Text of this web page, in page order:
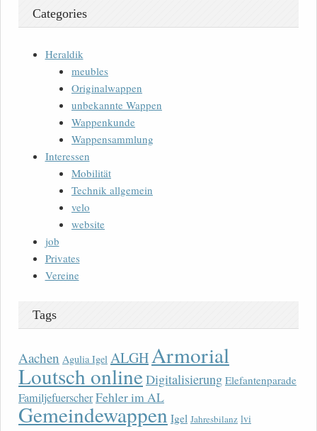
Categories
Heraldik
meubles
Originalwappen
unbekannte Wappen
Wappenkunde
Wappensammlung
Interessen
Mobilität
Technik allgemein
velo
website
job
Privates
Vereine
Tags
Aachen Agulia Igel ALGHArmorial
Loutsch onlineDigitalisierung Elefantenparade
FamiljefuerscherFehler im AL
Gemeindewappen Igel Jahresbilanz lvi